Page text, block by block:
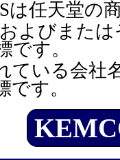
は任天堂の
およびまた
です。
ている会
す。